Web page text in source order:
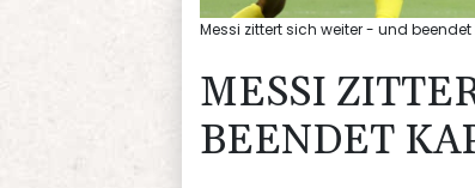
Messi zittert sich weiter - und beendet
MESSI
BEENDET